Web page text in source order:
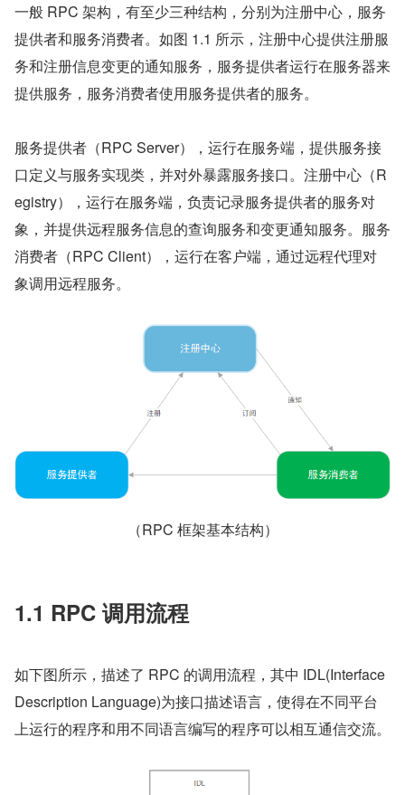
一般 RPC 架构，有至少三种结构，分别为注册中心，服务
提供者和服务消费者。如图 1.1 所示，注册中心提供注册服
务和注册信息变更的通知服务，服务提供者运行在服务器来
提供服务，服务消费者使用服务提供者的服务。
服务提供者（RPC Server），运行在服务端，提供服务接
口定义与服务实现类，并对外暴露服务接口。注册中心（R
egistry），运行在服务端，负责记录服务提供者的服务对
象，并提供远程服务信息的查询服务和变更通知服务。服务
消费者（RPC Client），运行在客户端，通过远程代理对
象调用远程服务。
（RPC 框架基本结构）
1.1 RPC 调用流程
如下图所示，描述了 RPC 的调用流程，其中 IDL(Interface
Description Language)为接口描述语言，使得在不同平台
上运行的程序和用不同语言编写的程序可以相互通信交流。